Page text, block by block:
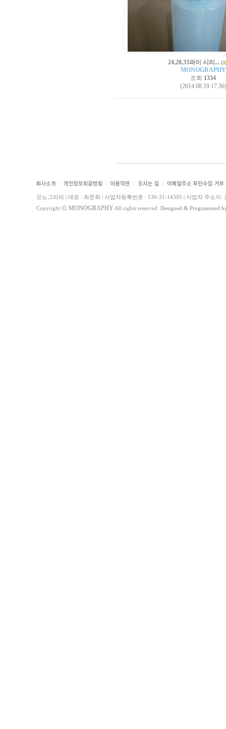
24,28,33파이 시리... (3)
MONOGRAPHY
조회 1334
(2014.08.19 17:36)
모노그라피 | 대표 : 최준희 | 사업자등록번호 : 130-31-14395 | 사업자 주소
Copyright ⓒ MONOGRAPHY All rights reserved. Designed & Programmed